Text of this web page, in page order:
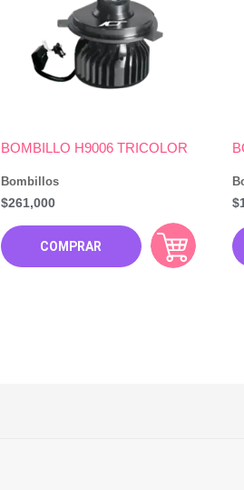
Bombillos
BOMBILLO H9006 TRICOLOR
COMPRAR
$261,000 $